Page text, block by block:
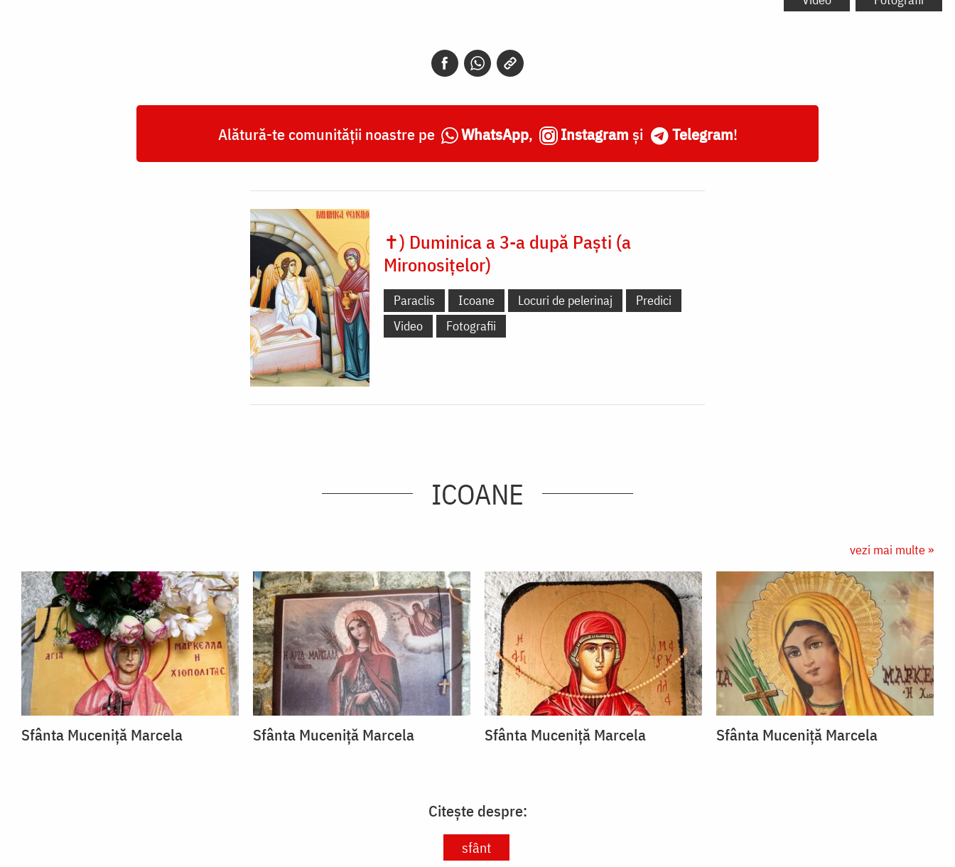
Alătură-te comunității noastre pe WhatsApp, Instagram și Telegram!
✝) Duminica a 3-a după Paști (a
Mironosițelor)
Paraclis Icoane Locuri de pelerinaj
Predici
Video
Fotografii
ICOANE
vezi mai multe »
Sfânta Muceniță Marcela Sfânta Muceniță Marcela Sfânta Muceniță Marcela Sfânta Muceniță Marcela
Citește despre:
sfânt